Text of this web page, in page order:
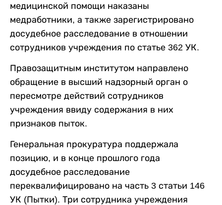
медицинской помощи наказаны
медработники, а также зарегистрировано
досудебное расследование в отношении
сотрудников учреждения по статье 362 УК.
Правозащитным институтом направлено
обращение в высший надзорный орган о
пересмотре действий сотрудников
учреждения ввиду содержания в них
признаков пыток.
Генеральная прокуратура поддержала
позицию, и в конце прошлого года
досудебное расследование
переквалифицировано на часть 3 статьи 146
УК (Пытки). Три сотрудника учреждения